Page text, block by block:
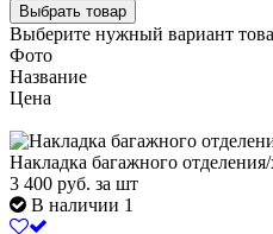
Выбрать товар
Выберите нужный вариант
Фото
Название
Цена
Накладка багажного
3 400 руб. за шт
В наличии 1